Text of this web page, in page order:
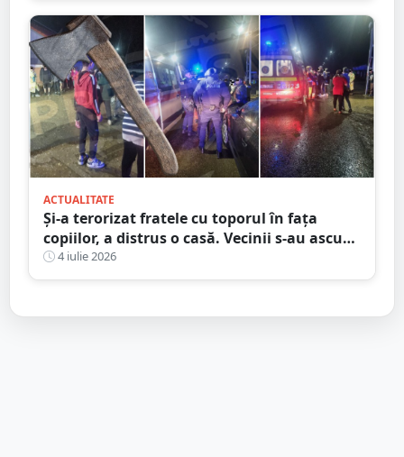
ACTUALITATE
Și-a terorizat fratele cu toporul în fața
copiilor, a distrus o casă. Vecinii s-au ascuns
de frică
4 iulie 2026